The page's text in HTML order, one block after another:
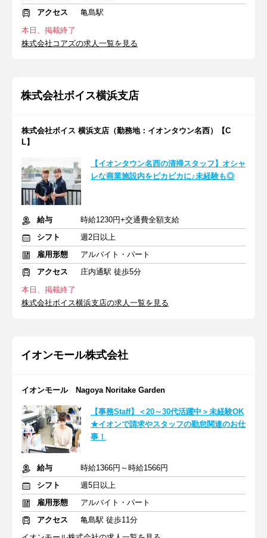
アクセス
亀島駅
本日、掲載終了
株式会社コアズの求人一覧を見る
株式会社ボイス横浜支店
株式会社ボイス 横浜支店（勤務地：イオンタウン名西）【C
L】
【イオンタウン名西の清掃スタッフ】オシャ
レな商業施設内をピカピカに♪未経験も◎
給与
時給1230円+交通費全額支給
シフト
週2日以上
雇用形態
アルバイト・パート
アクセス
庄内通駅 徒歩5分
本日、掲載終了
株式会社ボイス横浜支店の求人一覧を見る
イオンモール株式会社
イオンモール Nagoya Noritake Garden
【事務Staff】＜20～30代活躍中＞未経験OK
★イオンで請求やスタッフの勤怠関連のお仕
事！
給与
時給1366円～時給1566円
シフト
週5日以上
雇用形態
アルバイト・パート
アクセス
亀島駅 徒歩11分